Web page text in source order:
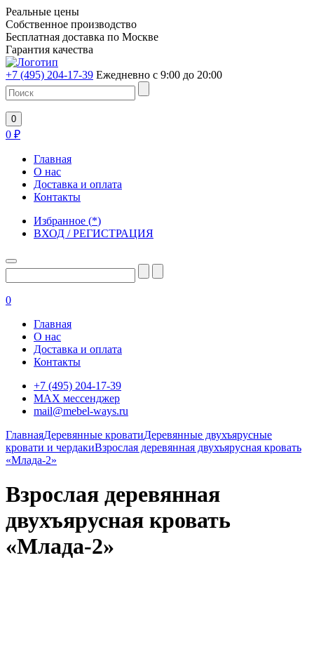
Реальные цены
Собственное производство
Бесплатная доставка по Москве
Гарантия качества
+7 (495) 204-17-39 Ежедневно с 9:00 до 20:00
0
0 ₽
Главная
О нас
Доставка и оплата
Контакты
Избранное (*)
ВХОД / РЕГИСТРАЦИЯ
0
Главная
О нас
Доставка и оплата
Контакты
+7 (495) 204-17-39
MAX мессенджер
mail@mebel-ways.ru
ГлавнаяДеревянные кроватиДеревянные двухъярусные
кровати и чердакиВзрослая деревянная двухъярусная кровать
«Млада-2»
Взрослая деревянная
двухъярусная кровать
«Млада-2»